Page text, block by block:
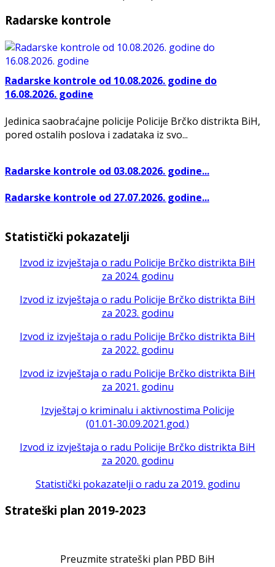
Radarske kontrole
Radarske kontrole od 10.08.2026. godine do
16.08.2026. godine
Jedinica saobraćajne policije Policije Brčko distrikta BiH,
pored ostalih poslova i zadataka iz svo...
Radarske kontrole od 03.08.2026. godine...
Radarske kontrole od 27.07.2026. godine...
Statistički pokazatelji
Izvod iz izvještaja o radu Policije Brčko distrikta BiH
za 2024. godinu
Izvod iz izvještaja o radu Policije Brčko distrikta BiH
za 2023. godinu
Izvod iz izvještaja o radu Policije Brčko distrikta BiH
za 2022. godinu
Izvod iz izvještaja o radu Policije Brčko distrikta BiH
za 2021. godinu
Izvještaj o kriminalu i aktivnostima Policije
(01.01-30.09.2021.god.)
Izvod iz izvještaja o radu Policije Brčko distrikta BiH
za 2020. godinu
Statistički pokazatelji o radu za 2019. godinu
Strateški plan 2019-2023
Preuzmite strateški plan PBD BiH